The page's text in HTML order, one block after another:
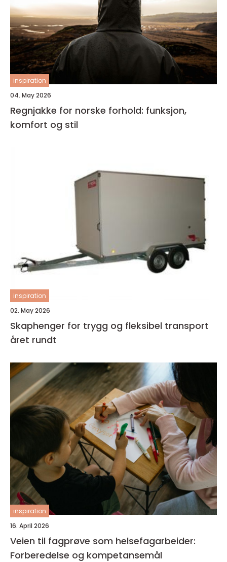
inspiration
04. May 2026
Regnjakke for norske forhold: funksjon,
komfort og stil
inspiration
02. May 2026
Skaphenger for trygg og fleksibel transport
året rundt
inspiration
16. April 2026
Veien til fagprøve som helsefagarbeider:
Forberedelse og kompetansemål